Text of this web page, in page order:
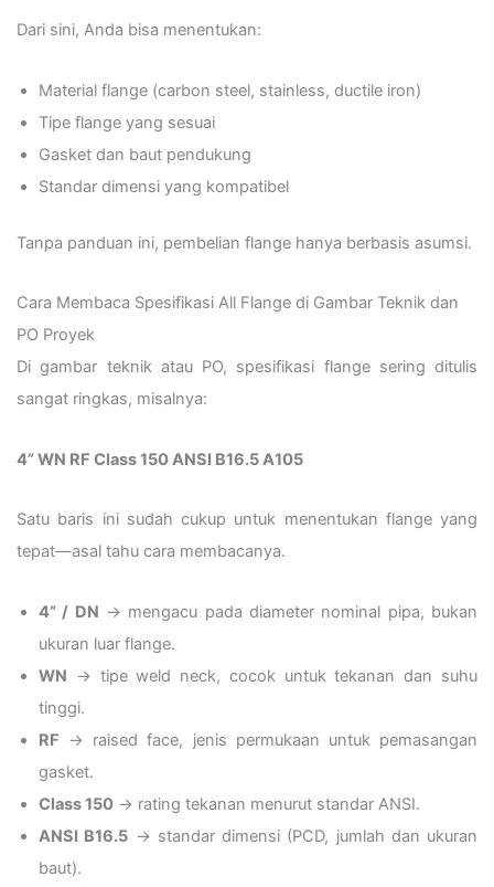
Dari sini, Anda bisa menentukan:
Material flange (carbon steel, stainless, ductile iron)
Tipe flange yang sesuai
Gasket dan baut pendukung
Standar dimensi yang kompatibel
Tanpa panduan ini, pembelian flange hanya berbasis asumsi.
Cara Membaca Spesifikasi All Flange di Gambar Teknik dan
PO Proyek
Di gambar teknik atau PO, spesifikasi flange sering ditulis
sangat ringkas, misalnya:
4” WN RF Class 150 ANSI B16.5 A105
Satu baris ini sudah cukup untuk menentukan flange yang
tepat—asal tahu cara membacanya.
4” / DN → mengacu pada diameter nominal pipa, bukan
ukuran luar flange.
WN → tipe weld neck, cocok untuk tekanan dan suhu
tinggi.
RF → raised face, jenis permukaan untuk pemasangan
gasket.
Class 150 → rating tekanan menurut standar ANSI.
ANSI B16.5 → standar dimensi (PCD, jumlah dan ukuran
baut).